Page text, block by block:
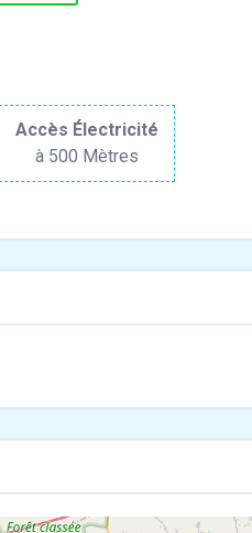
Accès Électricité
à 500 Mètres